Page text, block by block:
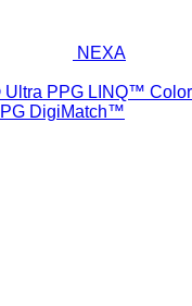
NEXA
Ultra PPG LINQ™ Color
DigiMatch™